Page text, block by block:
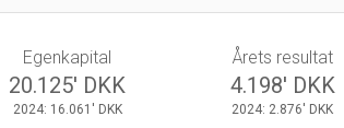
Egenkapital
20.125' DKK
2024: 16.061' DKK
Årets resultat
4.198' DKK
2024: 2.876' DKK